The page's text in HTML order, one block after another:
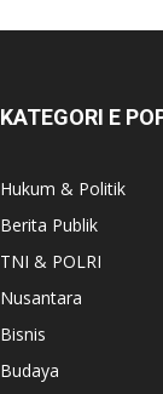
KATEGORI E
Hukum & Politik
Berita Publik
TNI & POLRI
Nusantara
Bisnis
Budaya